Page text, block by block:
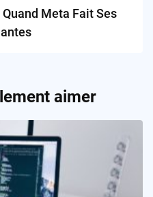
Meta Fait Ses
aimer